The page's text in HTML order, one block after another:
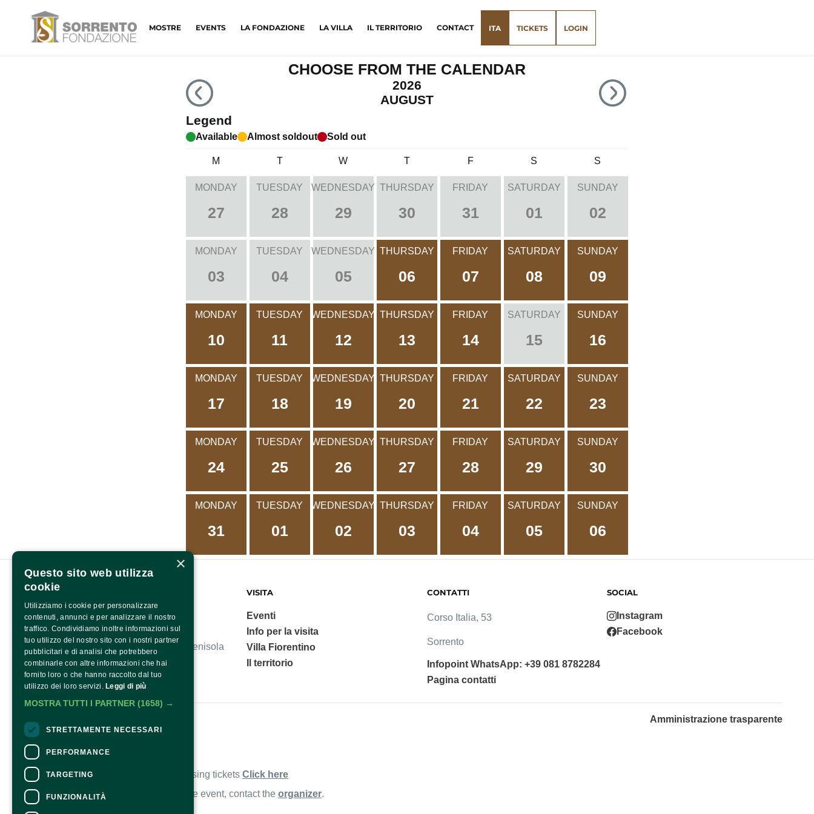
MOSTRE EVENTS LA FONDAZIONE LA VILLA IL TERRITORIO CONTACT ITA TICKETS LOGIN
CHOOSE FROM THE CALENDAR
2026
AUGUST
Legend
Available Almost soldout Sold out
M T W T F S S
MONDAY
27
TUESDAY
28
WEDNESDAY
29
THURSDAY
30
FRIDAY
31
SATURDAY
01
SUNDAY
02
MONDAY
03
TUESDAY
04
WEDNESDAY
05
THURSDAY
06
FRIDAY
07
SATURDAY
08
SUNDAY
09
MONDAY
10
TUESDAY
11
WEDNESDAY
12
THURSDAY
13
FRIDAY
14
SATURDAY
15
SUNDAY
16
MONDAY
17
TUESDAY
18
WEDNESDAY
19
THURSDAY
20
FRIDAY
21
SATURDAY
22
SUNDAY
23
MONDAY
24
TUESDAY
25
WEDNESDAY
26
THURSDAY
27
FRIDAY
28
SATURDAY
29
SUNDAY
30
MONDAY
31
TUESDAY
01
WEDNESDAY
02
THURSDAY
03
FRIDAY
04
SATURDAY
05
SUNDAY
06
FONDAZIONE SORRENTO
Villa Fiorentino, polo culturale della Penisola
Sorrentina.
VISITA
Eventi
Info per la visita
Villa Fiorentino
Il territorio
CONTATTI
Corso Italia, 53
Sorrento
Infopoint WhatsApp: +39 081 8782284
Pagina contatti
SOCIAL
Instagram
Facebook
Amministrazione trasparente
Contacts
For information and support in purchasing tickets Click here
For information on the program and the event, contact the organizer.
Accessibility statement
×
Questo sito web utilizza
cookie
Utilizziamo i cookie per personalizzare
contenuti, annunci e per analizzare il nostro
traffico. Condividiamo inoltre informazioni sul
tuo utilizzo del nostro sito con i nostri partner
pubblicitari e di analisi che potrebbero
combinarle con altre informazioni che hai
fornito loro o che hanno raccolto dal tuo
utilizzo dei loro servizi. Leggi di più
MOSTRA TUTTI I PARTNER (1658) →
STRETTAMENTE NECESSARI
PERFORMANCE
TARGETING
FUNZIONALITÀ